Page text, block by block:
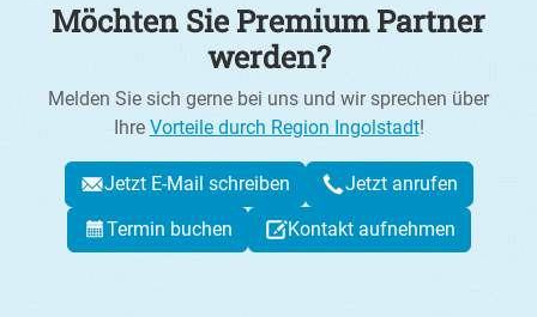
Möchten Sie Premium Partner
werden?
Melden Sie sich gerne bei uns und wir sprechen über
Ihre Vorteile durch Region Ingolstadt!
Jetzt E-Mail schreiben
Jetzt anrufen
Termin buchen
Kontakt aufnehmen